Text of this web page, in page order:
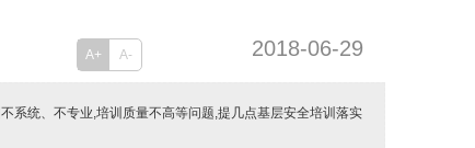
2018-06-29
A+ A-
系统、不专业,培训质量不高等问题,提几点基层安全培训落实